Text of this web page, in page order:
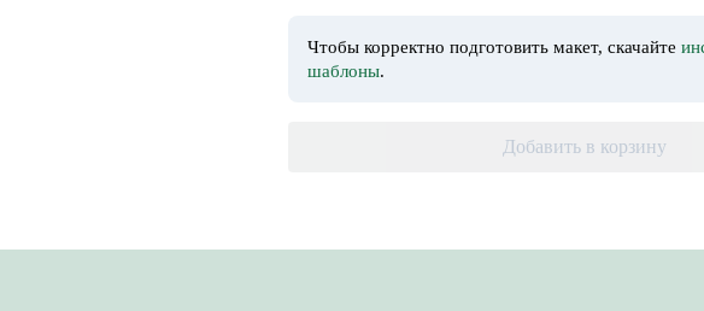
Чтобы корректно подготовить макет, скачайте
шаблоны.
Добавить в корзину